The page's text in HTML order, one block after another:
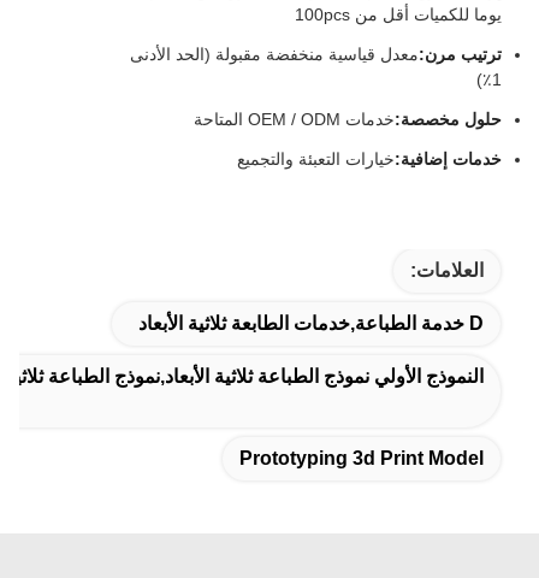
يوما للكميات أقل من 100pcs
ترتيب مرن:معدل قياسية منخفضة مقبولة (الحد الأدنى
حلول مخصصة:خدمات OEM / ODM المتاحة
خدمات إضافية:خيارات التعبئة والتجميع
العلامات:
D خدمة الطباعة,خدمات الطابعة ثلاثية الأبعاد
النموذج الأولي نموذج الطباعة ثلاثية الأبعاد,نموذج الطباعة
Prototyping 3d Print Model